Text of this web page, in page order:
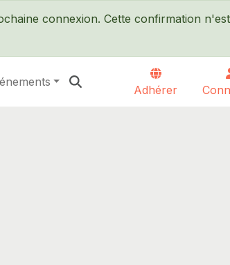
connexion. Cette confirmation
Adhérer